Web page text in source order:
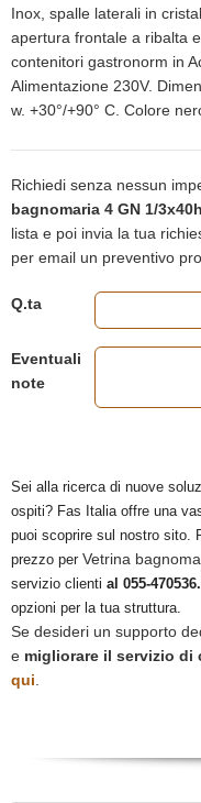
Inox, spalle laterali in
apertura frontale a ribalta
contenitori gastronorm in
Alimentazione 230V.
w. +30°/+90° C. Colore
Richiedi senza nessun
bagnomaria 4 GN 1/
lista e poi invia la tua
per email un preventivo
Q.ta
Eventuali
note
Sei alla ricerca di nuove
ospiti? Fas Italia offre una
puoi scoprire sul nostro sito.
prezzo per Vetrina
servizio clienti al 055-470536.
opzioni per la tua struttura.
Se desideri un supporto
e migliorare il servizio di
qui.